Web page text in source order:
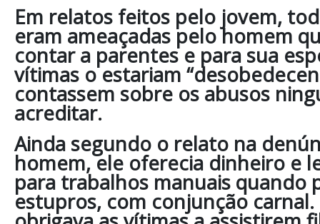
Em relatos feitos pelo jovem,
eram ameaçadas pelo homem
contar a parentes e para sua
vítimas o estariam
contassem sobre os abusos
acreditar.
Ainda segundo o relato na
homem, ele oferecia dinheiro e
para trabalhos manuais quando
estupros, com conjunção